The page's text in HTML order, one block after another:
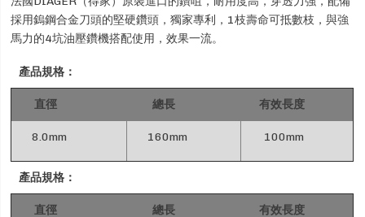
採用鎢鋼合金刀頭的堅硬鑽頭，獨家專利，1枝壽命可抵數枝，與強
馬力的4坑油壓鑽機搭配使用，效果一流。
產品規格：
直徑 總長 有效長度
8.0mm 160mm 100mm
產品規格：
直徑 總長 有效長度